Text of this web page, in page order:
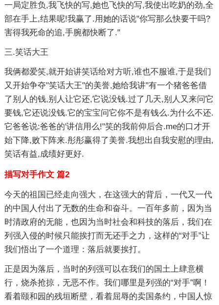
一局定胜负,我飞快的写,她也飞快的写,我使出吃奶的劲,全
部在手上,结果呢!我赢了.用她的话说"你写那么快要干吗?
害得我死命的追,手腕都快断了."
三.笑话大王
我俩都爱笑,就开始讲笑话给对方听,谁也不服谁,于是我们
又开始争夺"笑话大王"的美誉,她给我讲"有一个猪爸爸借
了别人的钱,别人让它还,它说没钱.过了几天,别人又来问它
要钱,它还说没钱.它的宝宝问它你不是有钱么.为什么不还.
它爸爸说:爸爸的'讲信用么!"笑的我前仰后合.me的口才开
始下降,败下阵来.彤彤赢得了美誉.我想出自我安慰的理由,
笑话有益,成绩好更好.
描写对手作文 篇2
今天的祖国已经走向强大，在这强大的背后，一代又一代
的中国人付出了无数的生命和奋斗。一百年多前，因为当
时清政府的无能，也因为当时社会和科技的落后，我们在
列强入侵的时候只能挨打而无还手之力，这样的“对手”让
我们悟出了一个道理：落后就要挨打。
正是因为落后，当时的列强可以在我们的国土上肆意横
行，烧杀抢掠，无恶不作。我们哪里是列强的“对手”啊！
看着颐和园的残垣断壁，看着屈辱的卖国条约，中国人惊